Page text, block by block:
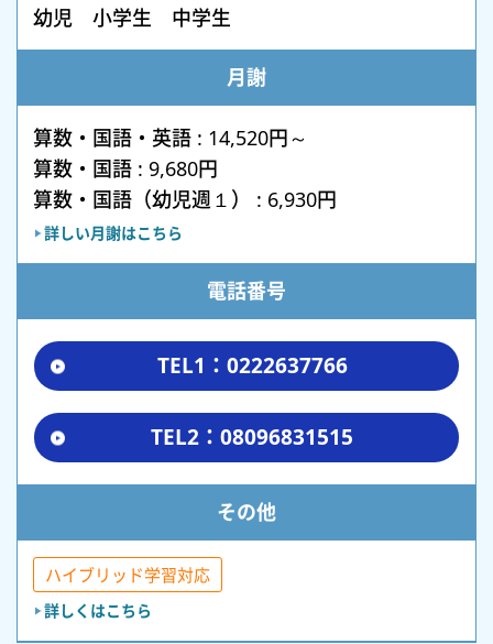
幼児 小学生 中学生
月謝
算数・国語・英語 : 14,520円～
算数・国語 : 9,680円
算数・国語（幼児週１） : 6,930円
詳しい月謝はこちら
電話番号
TEL1：0222637766
TEL2：08096831515
その他
ハイブリッド学習対応
詳しくはこちら